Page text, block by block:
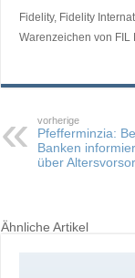
Fidelity, Fidelity
Warenzeichen von FIL
vorherige
Pfefferminzia:
Banken
über
Ähnliche Artikel